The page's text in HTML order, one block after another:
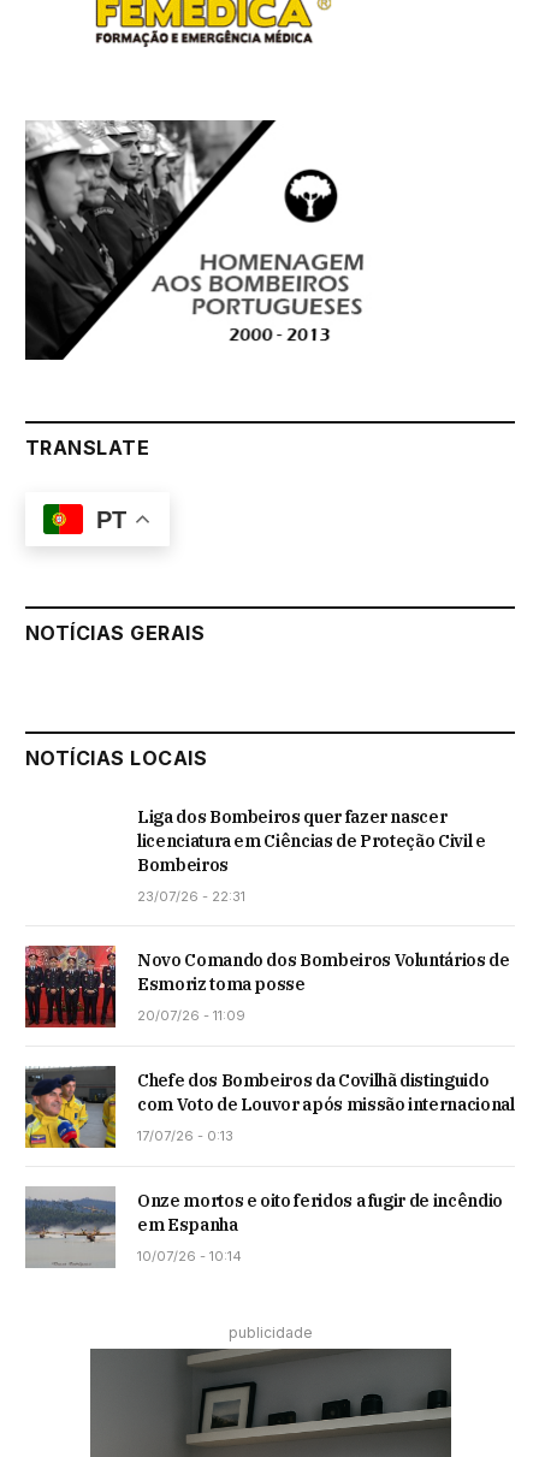
TRANSLATE
PT
NOTÍCIAS GERAIS
NOTÍCIAS LOCAIS
Liga dos Bombeiros quer fazer nascer
licenciatura em Ciências de Proteção Civil e
Bombeiros
23/07/26 - 22:31
Novo Comando dos Bombeiros Voluntários de
Esmoriz toma posse
20/07/26 - 11:09
Chefe dos Bombeiros da Covilhã distinguido
com Voto de Louvor após missão internacional
17/07/26 - 0:13
Onze mortos e oito feridos a fugir de incêndio
em Espanha
10/07/26 - 10:14
publicidade